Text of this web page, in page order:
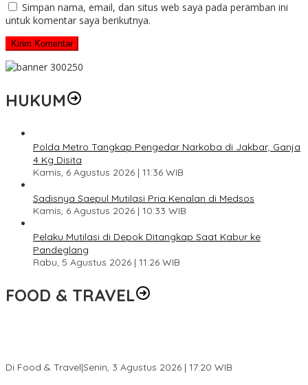
Simpan nama, email, dan situs web saya pada peramban ini
untuk komentar saya berikutnya.
HUKUM
Polda Metro Tangkap Pengedar Narkoba di Jakbar, Ganja
4 Kg Disita
Kamis, 6 Agustus 2026 | 11:36 WIB
Sadisnya Saepul Mutilasi Pria Kenalan di Medsos
Kamis, 6 Agustus 2026 | 10:33 WIB
Pelaku Mutilasi di Depok Ditangkap Saat Kabur ke
Pandeglang
Rabu, 5 Agustus 2026 | 11:26 WIB
FOOD & TRAVEL
Di Food & Travel|Senin, 3 Agustus 2026 | 17:20 WIB